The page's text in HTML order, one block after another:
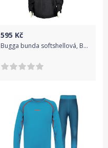
595 Kč
Bugga bunda softshellová, Bugga, PD921, černá - 122